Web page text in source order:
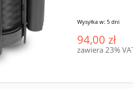
Wysyłka w: 5 dni
94,00 zł
zawiera 23%